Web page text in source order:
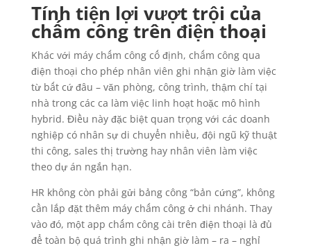
Tính tiện lợi vượt trội của
chấm công trên điện thoại
Khác với máy chấm công cố định, chấm công qua
điện thoại cho phép nhân viên ghi nhận giờ làm việc
từ bất cứ đâu – văn phòng, công trình, thậm chí tại
nhà trong các ca làm việc linh hoạt hoặc mô hình
hybrid. Điều này đặc biệt quan trọng với các doanh
nghiệp có nhân sự di chuyển nhiều, đội ngũ kỹ thuật
thi công, sales thị trường hay nhân viên làm việc
theo dự án ngắn hạn.
HR không còn phải gửi bảng công “bản cứng”, không
cần lắp đặt thêm máy chấm công ở chi nhánh. Thay
vào đó, một app chấm công cài trên điện thoại là đủ
để toàn bộ quá trình ghi nhận giờ làm – ra – nghỉ